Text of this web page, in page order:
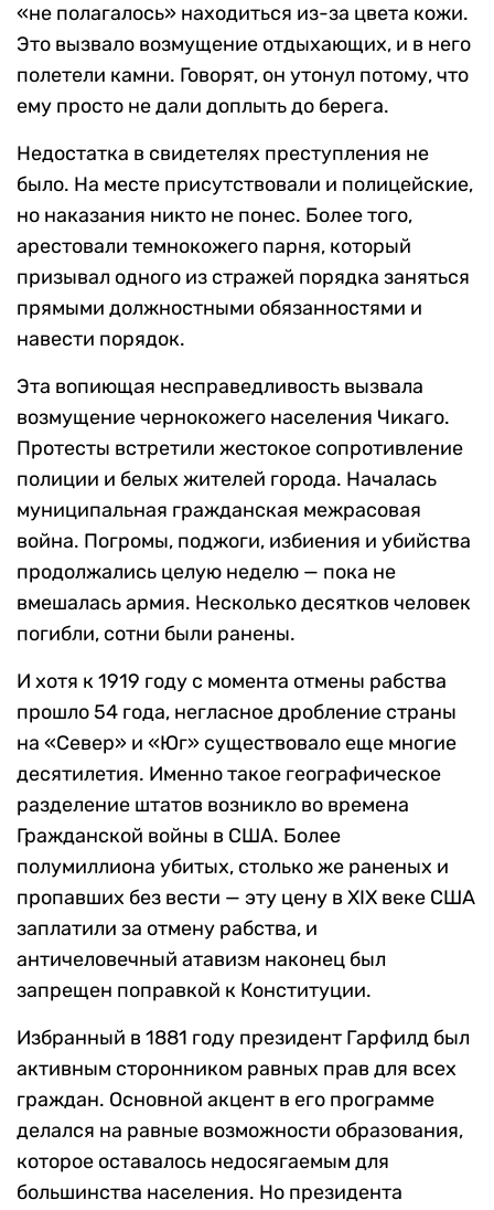
«не полагалось» находиться из-за цвета кожи.
Это вызвало возмущение отдыхающих, и в него
полетели камни. Говорят, он утонул потому, что
ему просто не дали доплыть до берега.
Недостатка в свидетелях преступления не
было. На месте присутствовали и полицейские,
но наказания никто не понес. Более того,
арестовали темнокожего парня, который
призывал одного из стражей порядка заняться
прямыми должностными обязанностями и
навести порядок.
Эта вопиющая несправедливость вызвала
возмущение чернокожего населения Чикаго.
Протесты встретили жестокое сопротивление
полиции и белых жителей города. Началась
муниципальная гражданская межрасовая
война. Погромы, поджоги, избиения и убийства
продолжались целую неделю — пока не
вмешалась армия. Несколько десятков человек
погибли, сотни были ранены.
И хотя к 1919 году с момента отмены рабства
прошло 54 года, негласное дробление страны
на «Север» и «Юг» существовало еще многие
десятилетия. Именно такое географическое
разделение штатов возникло во времена
Гражданской войны в США. Более
полумиллиона убитых, столько же раненых и
пропавших без вести — эту цену в XIX веке США
заплатили за отмену рабства, и
античеловечный атавизм наконец был
запрещен поправкой к Конституции.
Избранный в 1881 году президент Гарфилд был
активным сторонником равных прав для всех
граждан. Основной акцент в его программе
делался на равные возможности образования,
которое оставалось недосягаемым для
большинства населения. Но президента